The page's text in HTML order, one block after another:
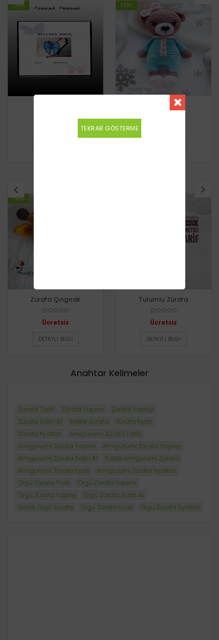
YENI YENI
YENI
Zürafa Çıngırak
Ücretsiz
DETAYLI BILGI
Tulumlu Zürafa
Ücretsiz
DETAYLI BILGI
Anahtar Kelimeler
Zürafa Tarifi Zürafa Yapımı
Zürafa Yapılışı
Zürafa Satın Al
Satılık Zürafa
Zürafa fiyatı
Zürafa fiyatları
Amigurumi Zürafa Tarifi
Amigurumi Zürafa Yapımı
Amigurumi Zürafa Yapılışı
Amigurumi Zürafa Satın Al
Satılık Amigurumi Zürafa
Amigurumi Zürafa fiyatı
Amigurumi Zürafa fiyatları
Örgü Zürafa Tarifi
Örgü Zürafa Yapımı
Örgü Zürafa Yapılışı
Örgü Zürafa Satın Al
Satılık Örgü Zürafa
Örgü Zürafa fiyatı Örgü Zürafa fiyatları
TEKRAR GÖSTERME